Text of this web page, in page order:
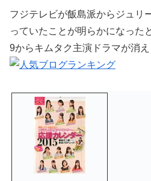
フジテレビが飯島派からジュリ
っていたことが明らかになった
9からキムタク主演ドラマが消